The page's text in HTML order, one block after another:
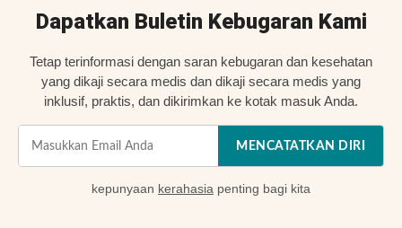
Dapatkan Buletin Kebugaran Kami
Tetap terinformasi dengan saran kebugaran dan kesehatan
yang dikaji secara medis dan dikaji secara medis yang
inklusif, praktis, dan dikirimkan ke kotak masuk Anda.
MENCATATKAN DIRI
kepunyaan kerahasia penting bagi kita